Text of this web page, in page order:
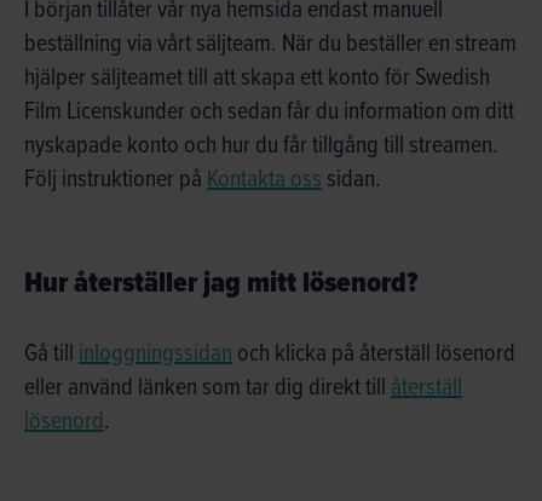
I början tillåter vår nya hemsida endast manuell
beställning via vårt säljteam. När du beställer en stream
hjälper säljteamet till att skapa ett konto för Swedish
Film Licenskunder och sedan får du information om ditt
nyskapade konto och hur du får tillgång till streamen.
Följ instruktioner på Kontakta oss sidan.
Hur återställer jag mitt lösenord?
Gå till inloggningssidan och klicka på återställ lösenord
eller använd länken som tar dig direkt till återställ
lösenord.